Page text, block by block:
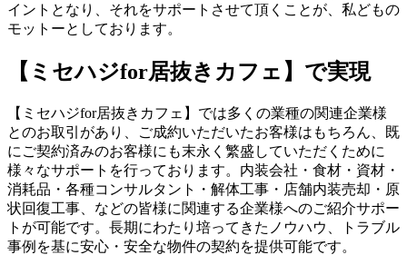
イントとなり、それをサポートさせて頂くことが、私どもの
モットーとしております。
【ミセハジfor居抜きカフェ】で実現
【ミセハジfor居抜きカフェ】では多くの業種の関連企業様
とのお取引があり、ご成約いただいたお客様はもちろん、既
にご契約済みのお客様にも末永く繁盛していただくために
様々なサポートを行っております。内装会社・食材・資材・
消耗品・各種コンサルタント・解体工事・店舗内装売却・原
状回復工事、などの皆様に関連する企業様へのご紹介サポー
トが可能です。長期にわたり培ってきたノウハウ、トラブル
事例を基に安心・安全な物件の契約を提供可能です。